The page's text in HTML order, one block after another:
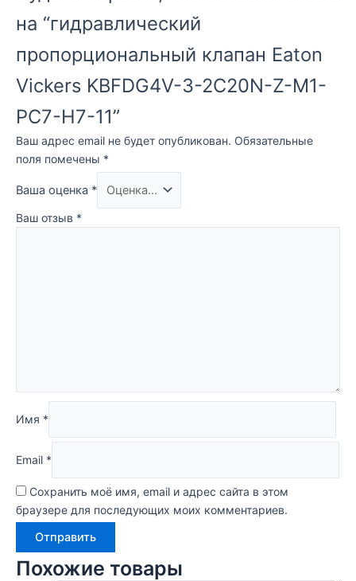
на “гидравлический
пропорциональный клапан Eaton
Vickers KBFDG4V-3-2C20N-Z-M1-
PC7-H7-11”
Ваш адрес email не будет опубликован. Обязательные
поля помечены *
Ваша оценка *
Ваш отзыв *
Имя *
Email *
Сохранить моё имя, email и адрес сайта в этом
браузере для последующих моих комментариев.
Похожие товары